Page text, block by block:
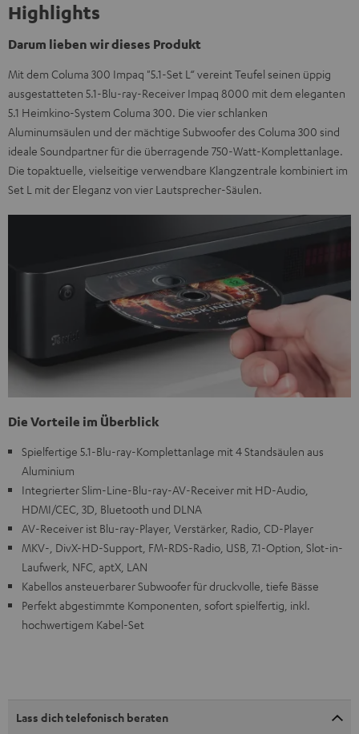
Highlights
Darum lieben wir dieses Produkt
Mit dem Columa 300 Impaq "5.1-Set L“ vereint Teufel seinen üppig
ausgestatteten 5.1-Blu-ray-Receiver Impaq 8000 mit dem eleganten
5.1 Heimkino-System Columa 300. Die vier schlanken
Aluminumsäulen und der mächtige Subwoofer des Columa 300 sind
ideale Soundpartner für die überragende 750-Watt-Komplettanlage.
Die topaktuelle, vielseitige verwendbare Klangzentrale kombiniert im
Set L mit der Eleganz von vier Lautsprecher-Säulen.
Die Vorteile im Überblick
Spielfertige 5.1-Blu-ray-Komplettanlage mit 4 Standsäulen aus
Aluminium
Integrierter Slim-Line-Blu-ray-AV-Receiver mit HD-Audio,
HDMI/CEC, 3D, Bluetooth und DLNA
AV-Receiver ist Blu-ray-Player, Verstärker, Radio, CD-Player
MKV-, DivX-HD-Support, FM-RDS-Radio, USB, 7.1-Option, Slot-in-
Laufwerk, NFC, aptX, LAN
Kabellos ansteuerbarer Subwoofer für druckvolle, tiefe Bässe
Perfekt abgestimmte Komponenten, sofort spielfertig, inkl.
hochwertigem Kabel-Set
Lass dich telefonisch beraten